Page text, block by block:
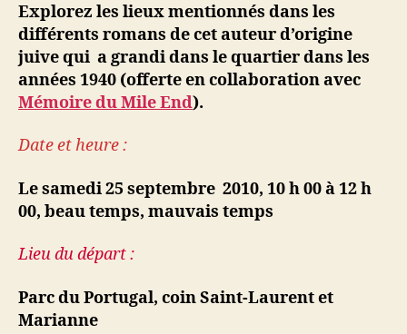
Explorez les lieux mentionnés dans les
différents romans de cet auteur d’origine
juive qui a grandi dans le quartier dans les
années 1940 (offerte en collaboration avec
Mémoire du Mile End).
Date et heure :
Le samedi 25 septembre 2010, 10 h 00 à 12 h
00, beau temps, mauvais temps
Lieu du départ :
Parc du Portugal, coin Saint-Laurent et
Marianne